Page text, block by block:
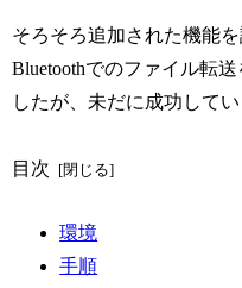
そろそろ追加された機能を
Bluetoothでのファイル転送
したが、未だに成功してい
目次
環境
手順